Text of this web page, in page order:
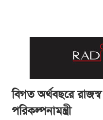
বিগত অর্থবছরে
পরিকল্পনামন্ত্রী